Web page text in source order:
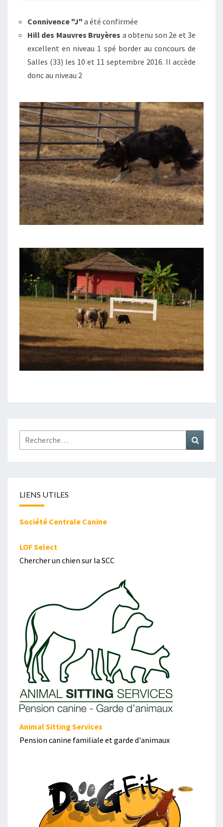
Connivence "J" a été confirmée
Hill des Mauvres Bruyères a obtenu son 2e et 3e
excellent en niveau 1 spé border au concours de
Salles (33) les 10 et 11 septembre 2016. Il accède
donc au niveau 2
Rechercher :
LIENS UTILES
Société Centrale Canine
LOF Select
Chercher un chien sur la SCC
Animal Sitting Services
Pension canine familiale et garde d'animaux